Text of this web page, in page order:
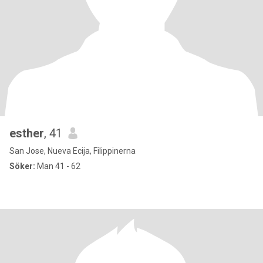
esther, 41
San Jose, Nueva Ecija, Filippinerna
Söker: Man 41 - 62